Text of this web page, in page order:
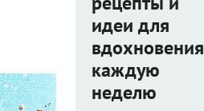
идеи для
вдохновения
каждую
неделю